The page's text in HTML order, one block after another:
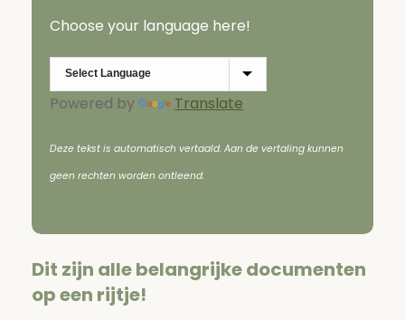
Choose your language here!
Powered by Translate
Deze tekst is automatisch vertaald. Aan de vertaling kunnen
geen rechten worden ontleend.
Dit zijn alle belangrijke documenten
op een rijtje!